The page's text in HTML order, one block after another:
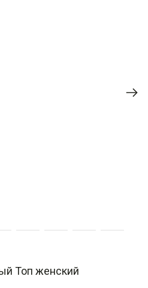
Топ женский